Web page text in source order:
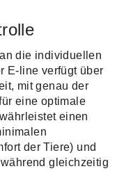
die individuellen
E-line verfügt über
mit genau der
eine optimale
einen
der Tiere) und
gleichzeitig